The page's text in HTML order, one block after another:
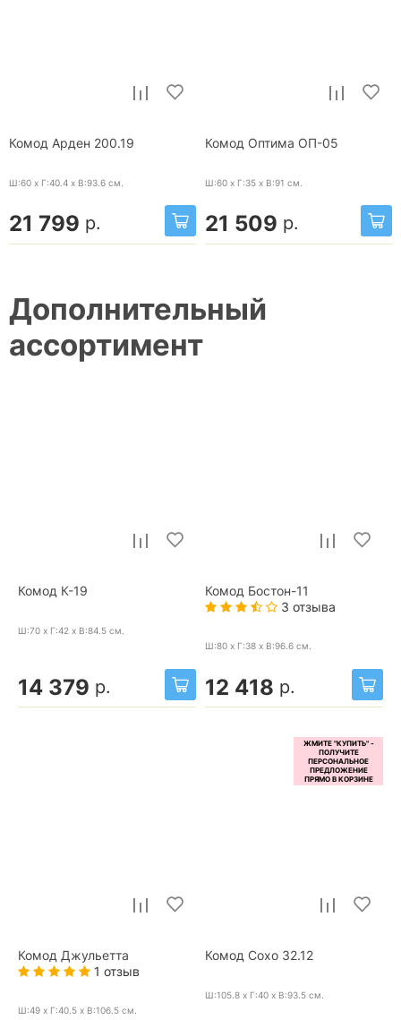
Комод Арден 200.19
Ш:60 x Г:40.4 x В:93.6 см.
21 799 р.
Комод Оптима ОП-05
Ш:60 x Г:35 x В:91 см.
21 509 р.
Дополнительный
ассортимент
Комод К-19
Ш:70 x Г:42 x В:84.5 см.
14 379 р.
Комод Бостон-11
3 отзыва
Ш:80 x Г:38 x В:96.6 см.
12 418 р.
Комод Джульетта
1 отзыв
Ш:49 x Г:40.5 x В:106.5 см.
Комод Сохо 32.12
Ш:105.8 x Г:40 x В:93.5 см.